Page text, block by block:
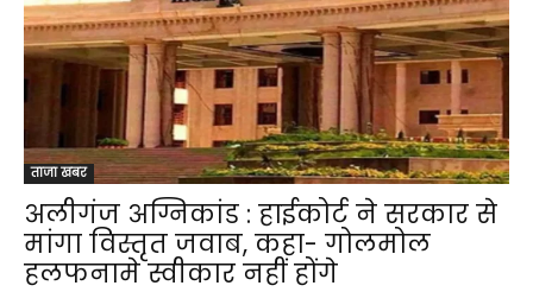
ताजा खबर
अलीगंज अग्निकांड : हाईकोर्ट ने सरकार से
मांगा विस्तृत जवाब, कहा- गोलमोल
हलफनामे स्वीकार नहीं होंगे